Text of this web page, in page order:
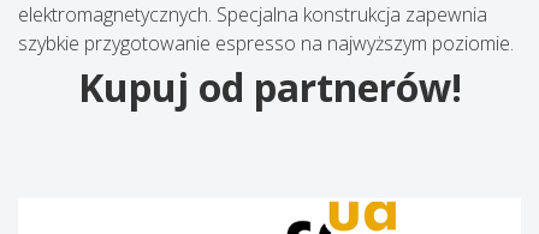
elektromagnetycznych. Specjalna konstrukcja zapewnia
szybkie przygotowanie espresso na najwyższym poziomie.
Kupuj od partnerów!